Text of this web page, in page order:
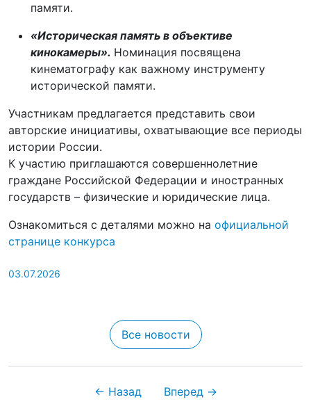
памяти.
«Историческая память в объективе
кинокамеры». Номинация посвящена
кинематографу как важному инструменту
исторической памяти.
Участникам предлагается представить свои
авторские инициативы, охватывающие все периоды
истории России.
К участию приглашаются совершеннолетние
граждане Российской Федерации и иностранных
государств – физические и юридические лица.
Ознакомиться с деталями можно на официальной
странице конкурса
03.07.2026
Все новости
← Назад Вперед →